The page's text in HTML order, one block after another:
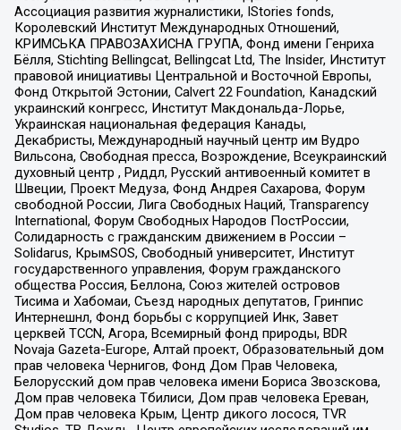
Ассоциация развития журналистики, IStories fonds,
Королевский Институт Международных Отношений,
КРИМСЬКА ПРАВОЗАХИСНА ГРУПА, Фонд имени Генриха
Бёлля, Stichting Bellingcat, Bellingcat Ltd, The Insider, Институт
правовой инициативы Центральной и Восточной Европы,
Фонд Открытой Эстонии, Calvert 22 Foundation, Канадский
украинский конгресс, Институт Макдональда-Лорье,
Украинская национальная федерация Канады,
Декабристы, Международный научный центр им Вудро
Вильсона, Свободная пресса, Возрождение, Всеукраинский
духовный центр , Риддл, Русский антивоенный комитет в
Швеции, Проект Медуза, Фонд Андрея Сахарова, Форум
свободной России, Лига Свободных Наций, Transparеncy
International, Форум Свободных Народов ПостРоссии,
Солидарность с гражданским движением в России –
Solidarus, КрымSOS, Свободный университет, Институт
государственного управления, Форум гражданского
общества Россия, Беллона, Союз жителей островов
Тисима и Хабомаи, Съезд народных депутатов, Гринпис
Интернешнл, Фонд борьбы с коррупцией Инк, Завет
церквей TCCN, Агора, Всемирный фонд природы, BDR
Novaja Gazeta-Europe, Алтай проект, Образовательный дом
прав человека Чернигов, Фонд Дом Прав Человека,
Белорусский дом прав человека имени Бориса Звозскова,
Дом прав человека Тбилиси, Дом прав человека Ереван,
Дом прав человека Крым, Центр дикого лосося, TVR